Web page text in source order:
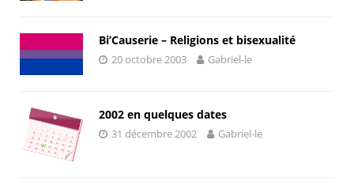
Bi’Causerie – Religions et bisexualité
20 octobre 2003 Gabriel-le
2002 en quelques dates
31 décembre 2002 Gabriel-le